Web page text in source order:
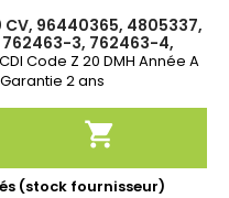
CV, 96440365, 4805337,
3, 762463-4,
6 Code Z 20 DMH Année A
2 ans

(stock fournisseur)